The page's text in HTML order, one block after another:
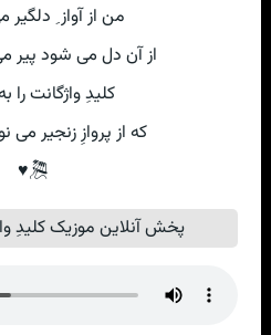
من از آواز
از آن دل می شود
کلیدِ واژگانت را
که از پروازِ زنجیر می
🎘♥
پخش آنلاین موزیک کلیدِ